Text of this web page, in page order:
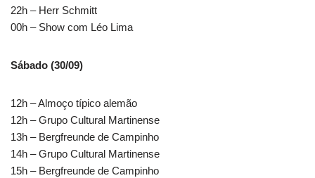
22h – Herr Schmitt
00h – Show com Léo Lima
Sábado (30/09)
12h – Almoço típico alemão
12h – Grupo Cultural Martinense
13h – Bergfreunde de Campinho
14h – Grupo Cultural Martinense
15h – Bergfreunde de Campinho